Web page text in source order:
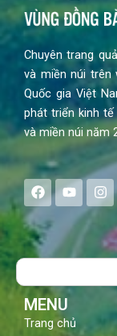
Chuyên trang
và miền núi trên
Quốc gia Việt
phát triển kinh
và miền núi năm
F
a
c
e
b
o
Y
o
u
t
u
b
I
n
s
a
g
Search
MENU
Trang chủ